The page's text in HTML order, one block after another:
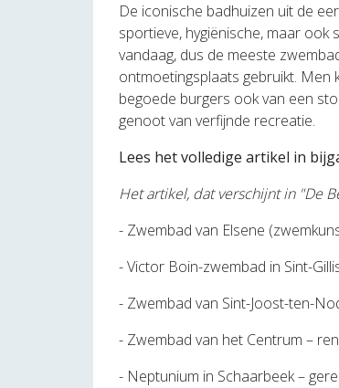
De iconische badhuizen uit de
sportieve, hygiënische, maar ook
vandaag, dus de meeste
ontmoetingsplaats gebruikt. Men
begoede burgers ook van een
genoot van verfijnde recreatie.
Lees het volledige artikel in
Het artikel, dat verschijnt in "De
- Zwembad van Elsene
- Victor Boin-zwembad in Sint-
- Zwembad van Sint-Joost-ten-
- Zwembad van het Centrum –
- Neptunium in Schaarbeek –